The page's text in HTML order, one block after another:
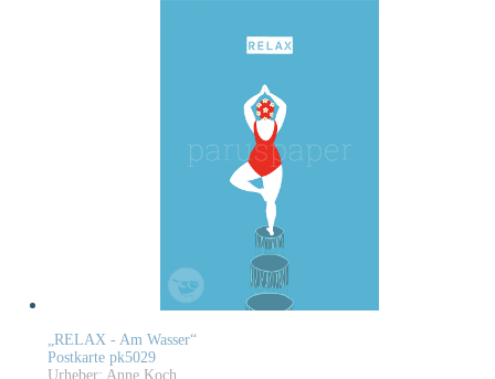
„RELAX - Am Wasser“
Postkarte pk5029
Urheber: Anne Koch